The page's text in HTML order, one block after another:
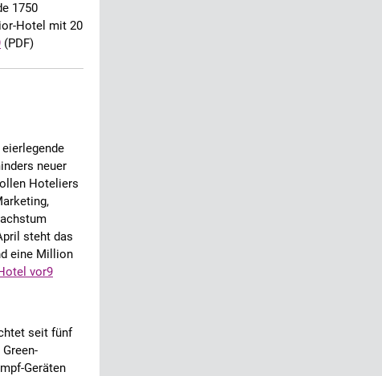
1750
Hotel mit 20
(PDF)
neuer
Hoteliers
steht das
eine Million
vor9
seit fünf
Geräten